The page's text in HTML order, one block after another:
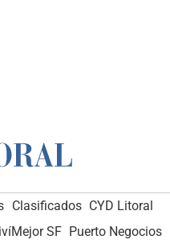
Clasificados CYD Litoral
SF Puerto Negocios